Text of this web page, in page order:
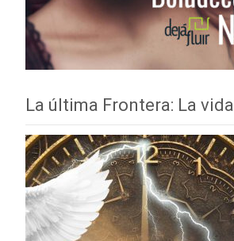
La última Frontera: La vida